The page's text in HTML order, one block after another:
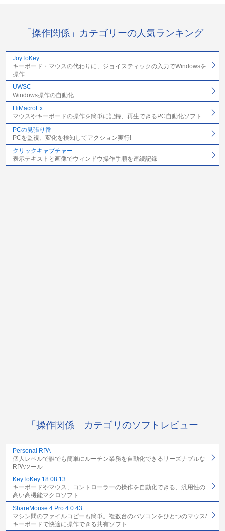
「操作関係」カテゴリーの人気ランキング
JoyToKey
キーボード・マウスの代わりに、ジョイスティックの入力でWindowsを
操作
UWSC
Windows操作の自動化
HiMacroEx
マウスやキーボードの操作を簡単に記録、再生できるPC自動化ソフト
PCの見張り番
PCを監視、変化を検知してアクション実行!
クリックキャプチャー
表示テキストと画像でウィンドウ操作手順を連続記録
「操作関係」カテゴリのソフトレビュー
Personal RPA
個人レベルで誰でも簡単にルーチン業務を自動化できるリーズナブルな
RPAツール
KeyToKey 18.08.13
キーボードやマウス、コントローラーの操作を自動化できる、汎用性の
高い高機能マクロソフト
ShareMouse 4 Pro 4.0.43
マシン間のファイルコピーも簡単。複数台のパソコンをひとつのマウス/
キーボードで快適に操作できる共有ソフト